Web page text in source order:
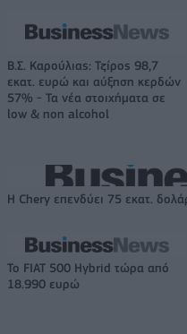
Β.Σ. Καρούλιας: Τζίρος 98,7
εκατ. ευρώ και αύξηση κερδών
57% - Τα νέα στοιχήματα σε
low & non alcohol
Η Chery επενδύει 75 εκατ.
Το FIAT 500 Hybrid τώρα από
18.990 ευρώ